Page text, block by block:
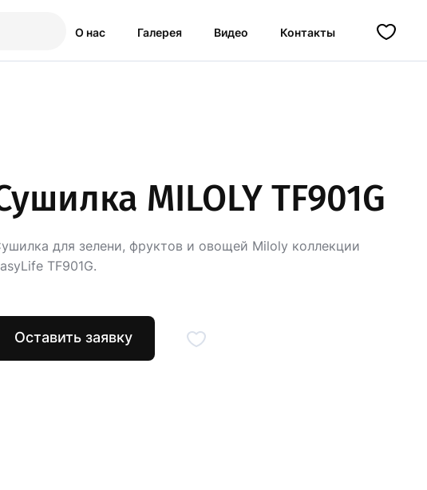
О нас Галерея Видео Контакты
MILOLY TF901G
для зелени, фруктов и овощей Miloly коллекции
TF901G.
Оставить заявку